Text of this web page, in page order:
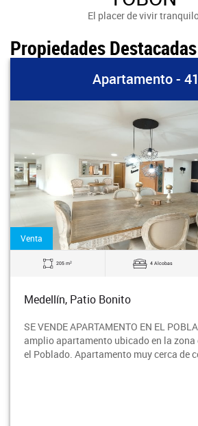
El placer de vivir
Propiedades Destacadas
Apartamento -
Venta
205 m2 4 Alcobas
Medellín, Patio Bonito
SE VENDE APARTAMENTO EN EL
amplio apartamento ubicado en la zona
el Poblado. Apartamento muy cerca de